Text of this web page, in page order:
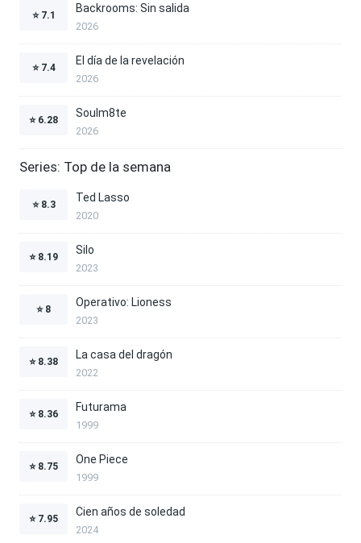
⭐ 7.1
Backrooms: Sin salida
2026
⭐ 7.4
El día de la revelación
2026
⭐ 6.28
Soulm8te
2026
Series: Top de la semana
⭐ 8.3
Ted Lasso
2020
⭐ 8.19
Silo
2023
⭐ 8
Operativo: Lioness
2023
⭐ 8.38
La casa del dragón
2022
⭐ 8.36
Futurama
1999
⭐ 8.75
One Piece
1999
⭐ 7.95
Cien años de soledad
2024